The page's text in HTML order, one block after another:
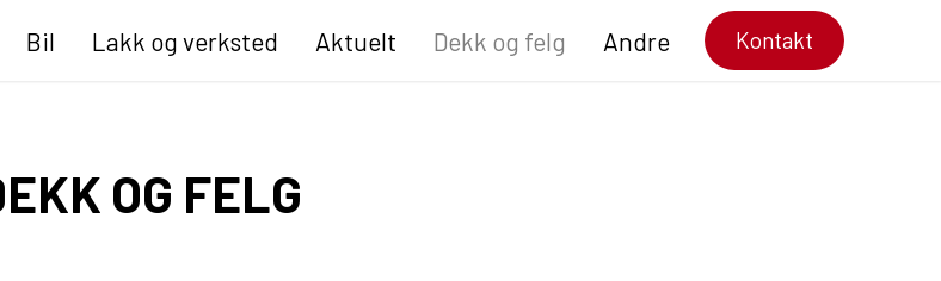
Bil Lakk og verksted Aktuelt Dekk og felg Andre Kontakt
OG FELG